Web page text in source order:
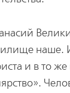
наше.
и в то же